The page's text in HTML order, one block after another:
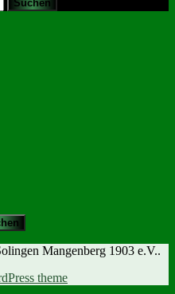
Mangenberg 1903 e.V..
theme